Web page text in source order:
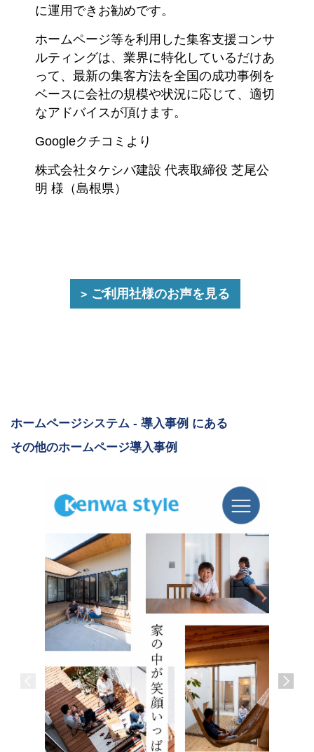
に運用できお勧めです。
ホームページ等を利用した集客支援コンサ
ルティングは、業界に特化しているだけあ
って、最新の集客方法を全国の成功事例を
ベースに会社の規模や状況に応じて、適切
なアドバイスが頂けます。
Googleクチコミより
株式会社タケシバ建設 代表取締役 芝尾公
明 様（島根県）
ご利用社様のお声を見る
ホームページシステム - 導入事例 にある
その他のホームページ導入事例